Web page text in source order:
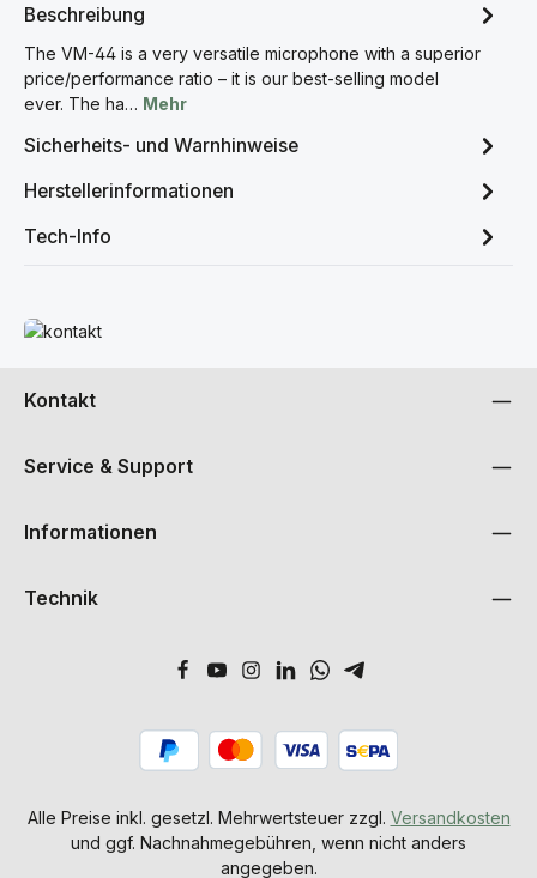
Beschreibung
The VM-44 is a very versatile microphone with a superior
price/performance ratio – it is our best-selling model
ever. The ha… Mehr
Sicherheits- und Warnhinweise
Herstellerinformationen
Tech-Info
Mehr erfahren
Kontakt
Service & Support
Informationen
Technik
Alle Preise inkl. gesetzl. Mehrwertsteuer zzgl. Versandkosten
und ggf. Nachnahmegebühren, wenn nicht anders
angegeben.